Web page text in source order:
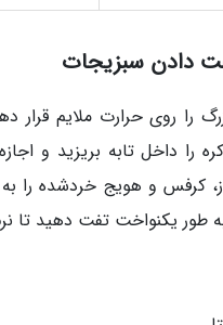
دادن سبزیجات
را روی حرارت ملایم قرار
را داخل تابه بریزید و
کرفس و هویج خردشده را به
طور یکنواخت تفت دهید تا